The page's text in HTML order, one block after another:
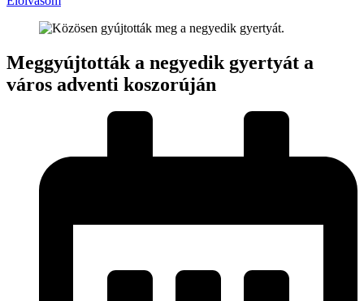
Meggyújtották a negyedik gyertyát a
város adventi koszorúján